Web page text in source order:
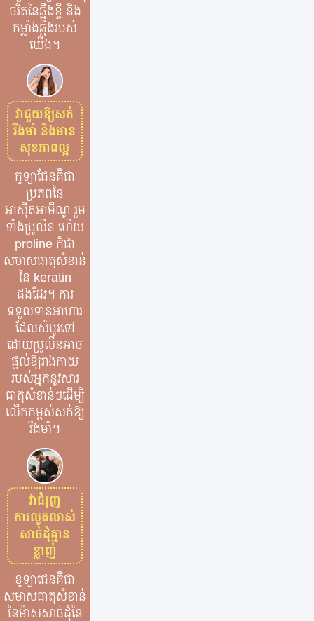
ចរិតនៃឆ្អឹងខ្ចី និង
កម្លាំងឆ្អឹងរបស់
យើង។
វាជួយឱ្យសក់
រឹងមាំ និងមាន
សុខភាពល្អ
កូឡាជែនគឺជា
ប្រភពនៃ
អាស៊ីតអាមីណូ រួម
ទាំងប្រូលីន ហើយ
proline ក៏ជា
សមាសធាតុសំខាន់
នៃ keratin
ផងដែរ។ ការ
ទទួលទានអាហារ
ដែលសំបូរទៅ
ដោយប្រូលីនអាច
ផ្តល់ឱ្យរាងកាយ
របស់អ្នកនូវសារ
ធាតុសំខាន់ៗដើម្បី
លើកកម្ពស់សក់ឱ្យ
រឹងមាំ។
វាជំរុញ
ការលូតលាស់
សាច់ដុំគ្មាន
ខ្លាញ់
ខូឡាជេនគឺជា
សមាសធាតុសំខាន់
នៃម៉ាសសាច់ដុំនៃ